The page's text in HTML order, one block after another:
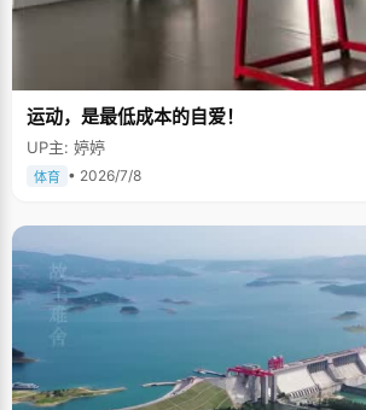
运动，是最低成本的自爱！
UP主: 婷婷
体育 • 2026/7/8